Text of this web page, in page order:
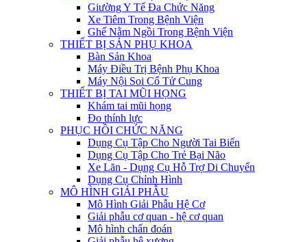
Giường Y Tế Đa Chức Năng
Xe Tiêm Trong Bệnh Viện
Ghế Nằm Ngồi Trong Bệnh Viện
THIẾT BỊ SẢN PHỤ KHOA
Bàn Sản Khoa
Máy Điều Trị Bệnh Phụ Khoa
Máy Nội Soi Cổ Tử Cung
THIẾT BỊ TAI MŨI HỌNG
Khám tai mũi họng
Đo thính lực
PHỤC HỒI CHỨC NĂNG
Dụng Cụ Tập Cho Người Tai Biến
Dụng Cụ Tập Cho Trẻ Bại Não
Xe Lăn - Dụng Cụ Hỗ Trợ Di Chuyển
Dụng Cụ Chỉnh Hình
MÔ HÌNH GIẢI PHẪU
Mô Hình Giải Phẫu Hệ Cơ
Giải phẫu cơ quan - hệ cơ quan
Mô hình chẩn đoán